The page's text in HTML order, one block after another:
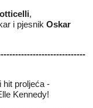
,
i pjesnik Oskar
hit proljeća -
Kennedy!